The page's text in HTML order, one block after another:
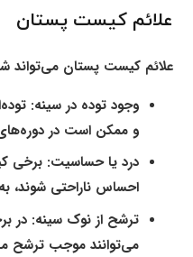
علائم کیست پستان
علائم کیست پستان می‌تواند
وجود توده در سینه:
و ممکن است در دوره‌های
درد یا حساسیت: برخی
احساس ناراحتی شوند،
ترشح از نوک سینه: در
می‌توانند موجب ترشح